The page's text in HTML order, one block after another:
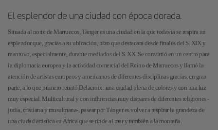
El esplendor de una ciudad con época dorada.
Situada al norte de Marruecos, Tánger es una ciudad en la que todavía se respira un
esplendor que, gracias a su ubicación, hizo que destacara desde finales del S. XIX y
mantuvo, especialmente, durante mediados del S. XX. Se convirtió en un centro para
la diplomacia europea y la actividad comercial del Reino de Marruecos y llamó la
atención de artistas europeos y americanos de diferentes disciplinas gracias, en gran
parte, a lo que primero retrató Delacroix: una ciudad plena de colores y con una luz
muy especial. Multicultural y con influencias muy dispares de diferentes religiones -
judía, cristiana y musulmana-, pasear por Tánger es volver a respirar la grandeza de
una ciudad artística en África que se rinde al mar y también a la montaña.